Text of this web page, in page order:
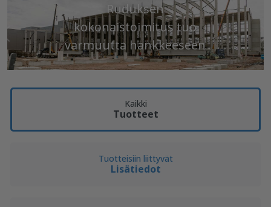
Ruduksen
kokonaistoimitus tuo
varmuutta hankkeeseen
Edellinen
Kaikki
Tuotteet
Tuotteisiin liittyvät
Lisätiedot